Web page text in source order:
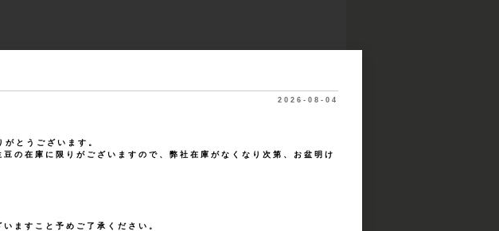
2026-08-04
うございます。
の在庫に限りがございますので、弊社在庫がなくなり次第、お盆明け
ますこと予めご了承ください。